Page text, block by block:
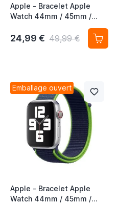
Apple - Bracelet Apple
Watch 44mm / 45mm /
46mm / 49mm - Bracelet
Sport - (PRODUCT) Red
24,99 € 49,99 €
Emballage ouvert
Apple - Bracelet Apple
Watch 44mm / 45mm /